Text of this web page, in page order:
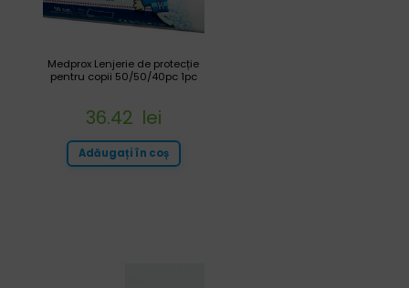
Medprox Lenjerie de protecție
pentru copii 50/50/40pc 1pc
36.42 lei
Adăugați în coș